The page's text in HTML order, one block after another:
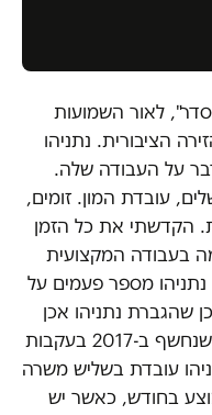
לאור השמועות
הציבורית. נתניהו
על העבודה שלה.
עובדת המון. זומים,
הקדשתי את כל הזמן
בעבודה המקצועית
נתניהו מספר פעמים על
שהגברת נתניהו אכן
עובדת קשה לתחושתה, אולם כפי שנחשף ב-2017 בעקבות
עובדת בשליש משרה
כ-60 שעות בממוצע בחודש, כאשר יש